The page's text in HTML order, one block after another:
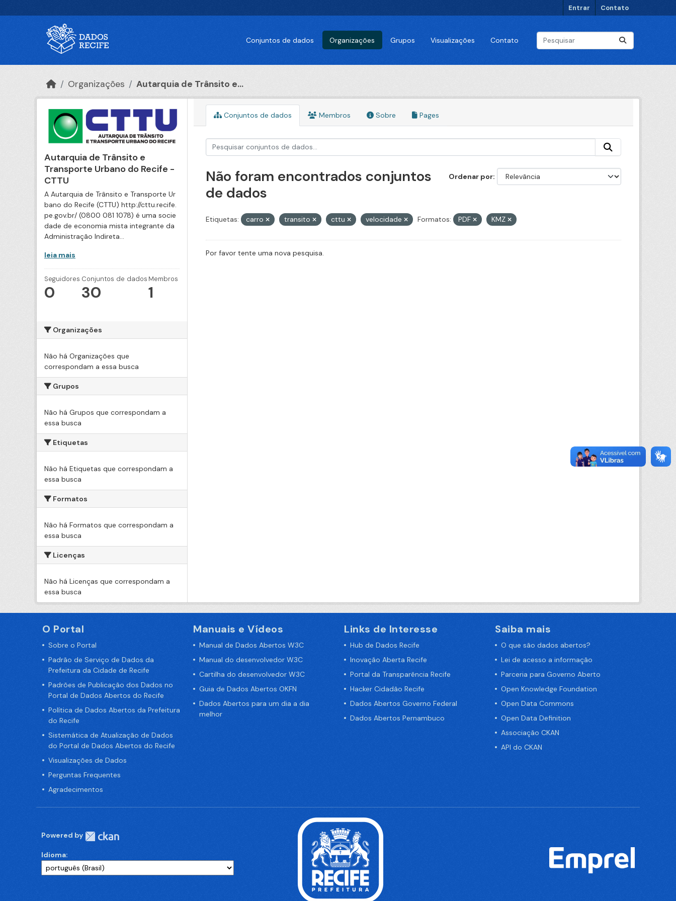
Entrar Contato
Conjuntos de dados Organizações Grupos Visualizações Contato
Organizações Autarquia de Trânsito e...
Autarquia de Trânsito e
Transporte Urbano do Recife -
CTTU
A Autarquia de Trânsito e Transporte Ur
bano do Recife (CTTU) http://cttu.recife.
pe.gov.br/ (0800 081 1078) é uma socie
dade de economia mista integrante da
Administração Indireta...
leia mais
Seguidores
0
Conjuntos de dados
30
Membros
1
Organizações
Não há Organizações que
correspondam a essa busca
Grupos
Não há Grupos que correspondam a
essa busca
Etiquetas
Não há Etiquetas que correspondam a
essa busca
Formatos
Não há Formatos que correspondam a
essa busca
Licenças
Não há Licenças que correspondam a
essa busca
Conjuntos de dados Membros Sobre Pages
Ordenar por
Não foram encontrados conjuntos
de dados
Etiquetas: carro transito cttu velocidade Formatos: PDF KMZ
Por favor tente uma nova pesquisa.
O Portal
Sobre o Portal
Padrão de Serviço de Dados da
Prefeitura da Cidade de Recife
Padrões de Publicação dos Dados no
Portal de Dados Abertos do Recife
Política de Dados Abertos da Prefeitura
do Recife
Sistemática de Atualização de Dados
do Portal de Dados Abertos do Recife
Visualizações de Dados
Perguntas Frequentes
Agradecimentos
Manuais e Vídeos
Manual de Dados Abertos W3C
Manual do desenvolvedor W3C
Cartilha do desenvolvedor W3C
Guia de Dados Abertos OKFN
Dados Abertos para um dia a dia
melhor
Links de Interesse
Hub de Dados Recife
Inovação Aberta Recife
Portal da Transparência Recife
Hacker Cidadão Recife
Dados Abertos Governo Federal
Dados Abertos Pernambuco
Saiba mais
O que são dados abertos?
Lei de acesso a informação
Parceria para Governo Aberto
Open Knowledge Foundation
Open Data Commons
Open Data Definition
Associação CKAN
API do CKAN
Powered by
Idioma